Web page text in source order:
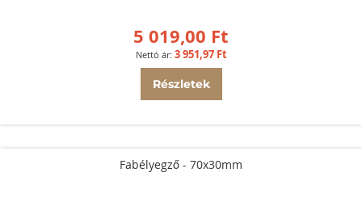
5 019,00 Ft
3 951,97 Ft
Részletek
Fabélyegző - 70x30mm